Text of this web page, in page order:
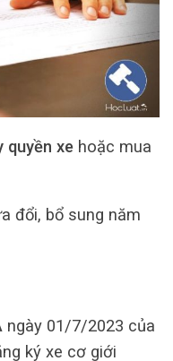
quyền xe hoặc mua
đổi, bổ sung năm
ngày 01/7/2023 của
ký xe cơ giới